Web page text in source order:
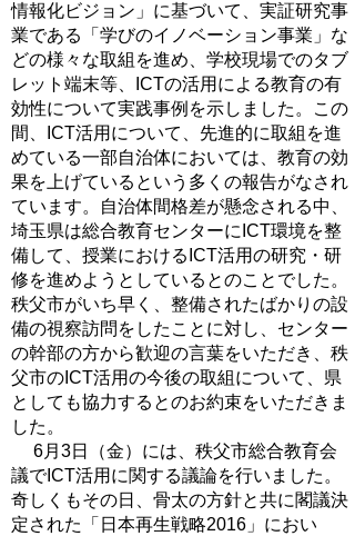
情報化ビジョン」に基づいて、実証研究事
業である「学びのイノベーション事業」な
どの様々な取組を進め、学校現場でのタブ
レット端末等、ICTの活用による教育の有
効性について実践事例を示しました。この
間、ICT活用について、先進的に取組を進
めている一部自治体においては、教育の効
果を上げているという多くの報告がなされ
ています。自治体間格差が懸念される中、
埼玉県は総合教育センターにICT環境を整
備して、授業におけるICT活用の研究・研
修を進めようとしているとのことでした。
秩父市がいち早く、整備されたばかりの設
備の視察訪問をしたことに対し、センター
の幹部の方から歓迎の言葉をいただき、秩
父市のICT活用の今後の取組について、県
としても協力するとのお約束をいただきま
した。
6月3日（金）には、秩父市総合教育会
議でICT活用に関する議論を行いました。
奇しくもその日、骨太の方針と共に閣議決
定された「日本再生戦略2016」におい